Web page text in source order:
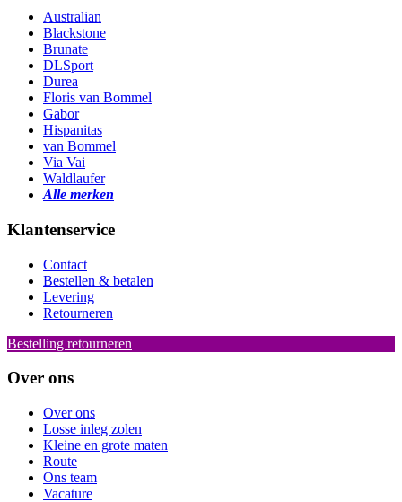
Australian
Blackstone
Brunate
DLSport
Durea
Floris van Bommel
Gabor
Hispanitas
van Bommel
Via Vai
Waldlaufer
Alle merken
Klantenservice
Contact
Bestellen & betalen
Levering
Retourneren
Bestelling retourneren
Over ons
Over ons
Losse inleg zolen
Kleine en grote maten
Route
Ons team
Vacature